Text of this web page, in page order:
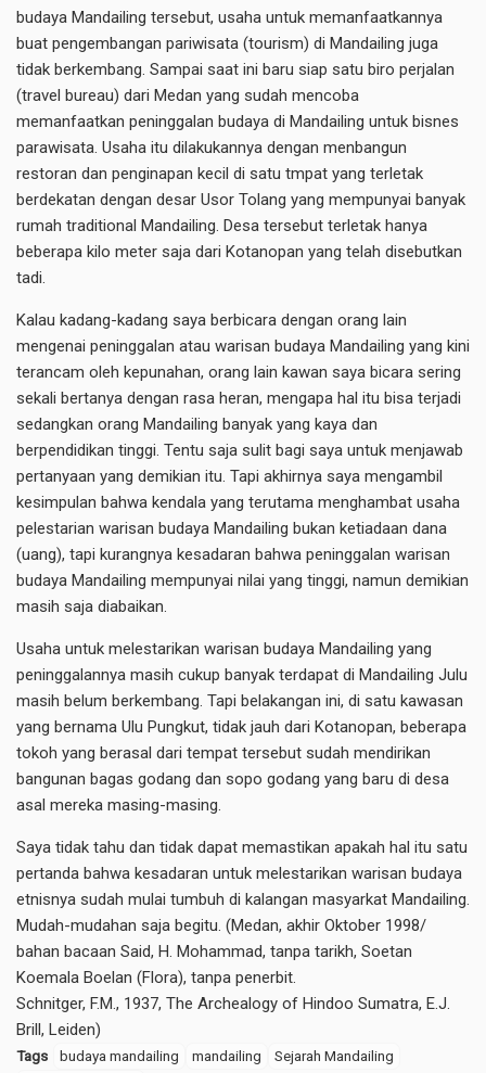
budaya Mandailing tersebut, usaha untuk memanfaatkannya
buat pengembangan pariwisata (tourism) di Mandailing juga
tidak berkembang. Sampai saat ini baru siap satu biro perjalan
(travel bureau) dari Medan yang sudah mencoba
memanfaatkan peninggalan budaya di Mandailing untuk bisnes
parawisata. Usaha itu dilakukannya dengan menbangun
restoran dan penginapan kecil di satu tmpat yang terletak
berdekatan dengan desar Usor Tolang yang mempunyai banyak
rumah traditional Mandailing. Desa tersebut terletak hanya
beberapa kilo meter saja dari Kotanopan yang telah disebutkan
tadi.
Kalau kadang-kadang saya berbicara dengan orang lain
mengenai peninggalan atau warisan budaya Mandailing yang kini
terancam oleh kepunahan, orang lain kawan saya bicara sering
sekali bertanya dengan rasa heran, mengapa hal itu bisa terjadi
sedangkan orang Mandailing banyak yang kaya dan
berpendidikan tinggi. Tentu saja sulit bagi saya untuk menjawab
pertanyaan yang demikian itu. Tapi akhirnya saya mengambil
kesimpulan bahwa kendala yang terutama menghambat usaha
pelestarian warisan budaya Mandailing bukan ketiadaan dana
(uang), tapi kurangnya kesadaran bahwa peninggalan warisan
budaya Mandailing mempunyai nilai yang tinggi, namun demikian
masih saja diabaikan.
Usaha untuk melestarikan warisan budaya Mandailing yang
peninggalannya masih cukup banyak terdapat di Mandailing Julu
masih belum berkembang. Tapi belakangan ini, di satu kawasan
yang bernama Ulu Pungkut, tidak jauh dari Kotanopan, beberapa
tokoh yang berasal dari tempat tersebut sudah mendirikan
bangunan bagas godang dan sopo godang yang baru di desa
asal mereka masing-masing.
Saya tidak tahu dan tidak dapat memastikan apakah hal itu satu
pertanda bahwa kesadaran untuk melestarikan warisan budaya
etnisnya sudah mulai tumbuh di kalangan masyarkat Mandailing.
Mudah-mudahan saja begitu. (Medan, akhir Oktober 1998/
bahan bacaan Said, H. Mohammad, tanpa tarikh, Soetan
Koemala Boelan (Flora), tanpa penerbit.
Schnitger, F.M., 1937, The Archealogy of Hindoo Sumatra, E.J.
Brill, Leiden)
Tags budaya mandailing mandailing
Sejarah Mandailing